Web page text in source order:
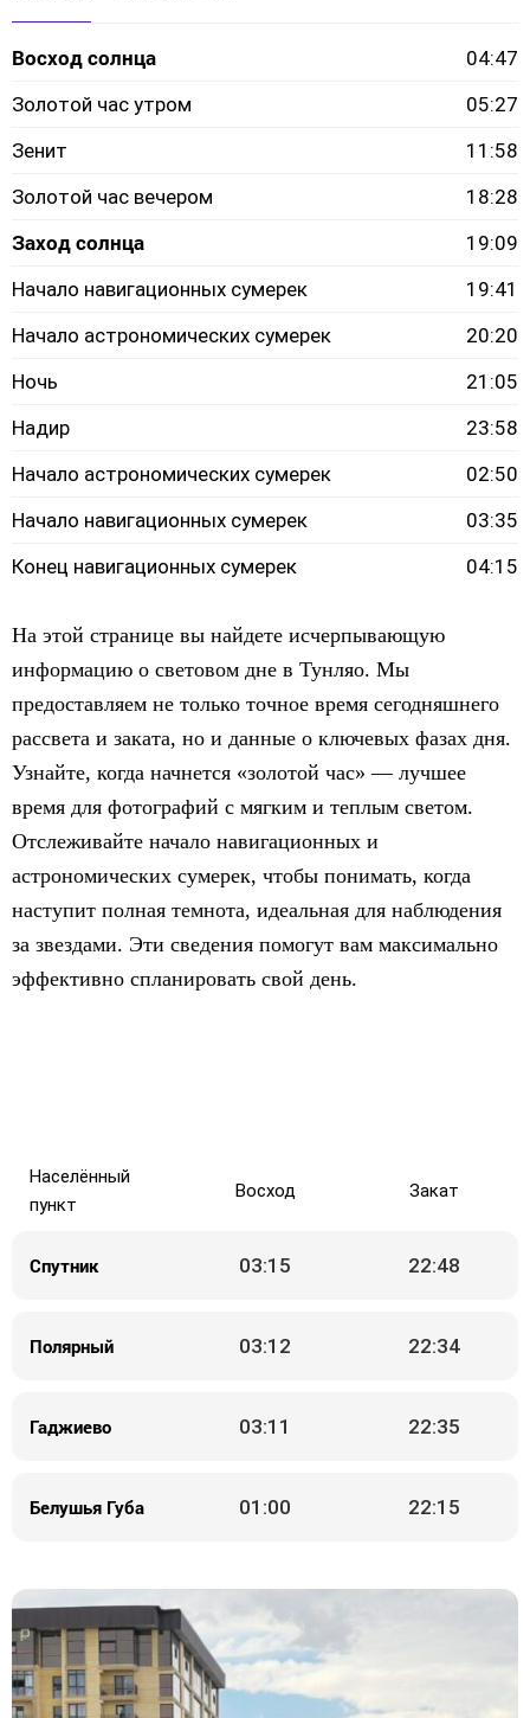
Восход солнца
04:47
Золотой час утром
05:27
Зенит
11:58
Золотой час вечером
18:28
Заход солнца
19:09
Начало навигационных сумерек
19:41
Начало астрономических сумерек
20:20
Ночь
21:05
Надир
23:58
Начало астрономических сумерек
02:50
Начало навигационных сумерек
03:35
Конец навигационных сумерек
04:15
На этой странице вы найдете исчерпывающую
информацию о световом дне в Тунляо. Мы
предоставляем не только точное время сегодняшнего
рассвета и заката, но и данные о ключевых фазах дня.
Узнайте, когда начнется «золотой час» — лучшее
время для фотографий с мягким и теплым светом.
Отслеживайте начало навигационных и
астрономических сумерек, чтобы понимать, когда
наступит полная темнота, идеальная для наблюдения
за звездами. Эти сведения помогут вам максимально
эффективно спланировать свой день.
Населённый
пункт
Восход Закат
Спутник 03:15 22:48
Полярный 03:12 22:34
Гаджиево 03:11 22:35
Белушья Губа 01:00 22:15